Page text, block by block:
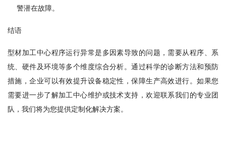
警潜在故障。
结语
型材加工中心程序运行异常是多因素导致的问题，需要从程序、系
统、硬件及环境等多个维度综合分析。通过科学的诊断方法和预防
措施，企业可以有效提升设备稳定性，保障生产高效进行。如果您
需要进一步了解加工中心维护或技术支持，欢迎联系我们的专业团
队，我们将为您提供定制化解决方案。